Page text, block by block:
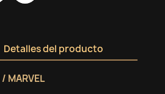
Detalles del producto
/ MARVEL